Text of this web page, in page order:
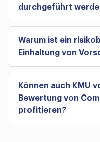
durchgeführt
Warum ist ein
Einhaltung von
Können auch KMU
Bewertung von
profitieren?